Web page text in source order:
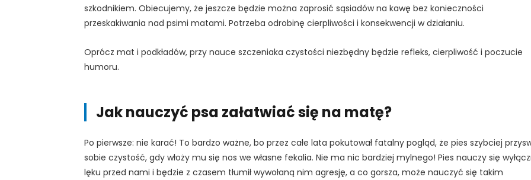
szkodnikiem. Obiecujemy, że jeszcze będzie można zaprosić sąsiadów na kawę bez konieczności
przeskakiwania nad psimi matami. Potrzeba odrobinę cierpliwości i konsekwencji w działaniu.
Oprócz mat i podkładów, przy nauce szczeniaka czystości niezbędny będzie refleks, cierpliwość i poczucie
humoru.
Jak nauczyć psa załatwiać się na matę?
Po pierwsze: nie karać! To bardzo ważne, bo przez całe lata pokutował fatalny pogląd, że pies szybciej
sobie czystość, gdy włoży mu się nos we własne fekalia. Nie ma nic bardziej mylnego! Pies nauczy się
lęku przed nami i będzie z czasem tłumił wywołaną nim agresję, a co gorsza, może nauczyć się takim